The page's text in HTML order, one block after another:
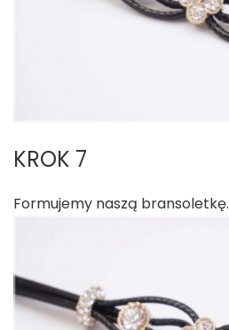
KROK 7
Formujemy naszą bransoletkę.